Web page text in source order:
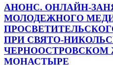
АНОНС. ОНЛАЙН-
МОЛОДЕЖНОГО
ПРИ СВЯТО-
МОНАСТЫРЕ